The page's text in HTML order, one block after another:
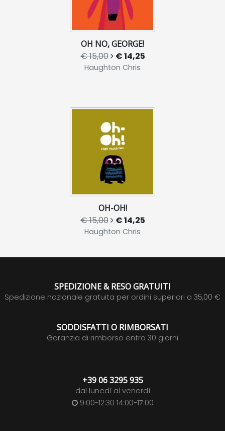
OH NO, GEORGE!
€ 15,00 € 14,25
Haughton Chris
OH-OH!
€ 15,00 € 14,25
Haughton Chris
SPEDIZIONE & RESO GRATUITI
Spedizione nazionale gratuita per ordini superiori a 35,00 €
SODDISFATTI O RIMBORSATI
Garanzia di rimborso entro 30 giorni
+39 06 3295 935
dal lunedì al venerdì
9:00-12:30 14:00-17:00